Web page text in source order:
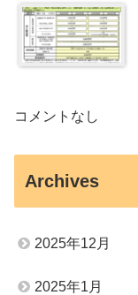
コメントなし
Archives
2025年12月
2025年1月